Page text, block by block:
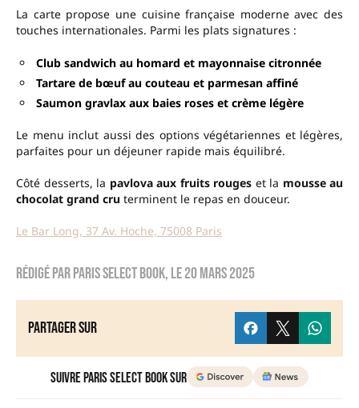
La carte propose une cuisine française moderne avec des
touches internationales. Parmi les plats signatures :
Club sandwich au homard et mayonnaise citronnée
Tartare de bœuf au couteau et parmesan affiné
Saumon gravlax aux baies roses et crème légère
Le menu inclut aussi des options végétariennes et légères,
parfaites pour un déjeuner rapide mais équilibré.
Côté desserts, la pavlova aux fruits rouges et la mousse au
chocolat grand cru terminent le repas en douceur.
Le Bar Long, 37 Av. Hoche, 75008 Paris
Rédigé parParis Select Book, le20 mars 2025
Partager sur
Suivre Paris Select Book sur